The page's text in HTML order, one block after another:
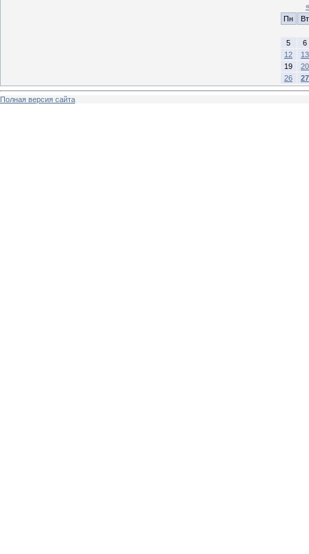
«
Пн
Вт
5
6
12
13
19
20
26
27
Полная версия сайта